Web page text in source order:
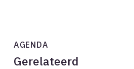
AGENDA
Gerelateerd